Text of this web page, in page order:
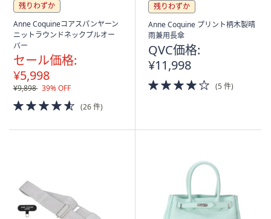
残りわずか
Anne Coquineコアスパンヤーン
ニットラウンドネックプルオー
バー
セール価格:
¥5,998
¥9,898 39% OFF
4.5
of
(26 件)
残りわずか
Anne Coquine プリント柄木製晴
雨兼用長傘
QVC価格:
¥11,998
4.0
of
(5 件)